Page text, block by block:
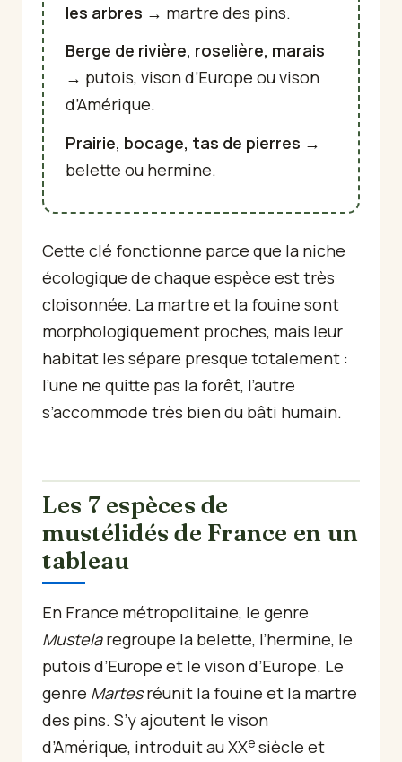
les arbres → martre des pins.
Berge de rivière, roselière, marais
→ putois, vison d’Europe ou vison
d’Amérique.
Prairie, bocage, tas de pierres →
belette ou hermine.
Cette clé fonctionne parce que la niche
écologique de chaque espèce est très
cloisonnée. La martre et la fouine sont
morphologiquement proches, mais leur
habitat les sépare presque totalement :
l’une ne quitte pas la forêt, l’autre
s’accommode très bien du bâti humain.
Les 7 espèces de
mustélidés de France en un
tableau
En France métropolitaine, le genre
Mustelaregroupe la belette, l’hermine, le
putois d’Europe et le vison d’Europe. Le
genre Martesréunit la fouine et la martre
des pins. S’y ajoutent le vison
d’Amérique, introduit au XXe siècle et